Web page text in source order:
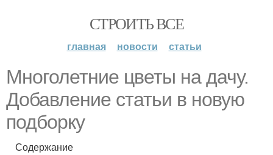
СТРОИТЬ ВСЕ
главная новости статьи
Многолетние цветы на дачу.
Добавление статьи в новую
подборку
Содержание